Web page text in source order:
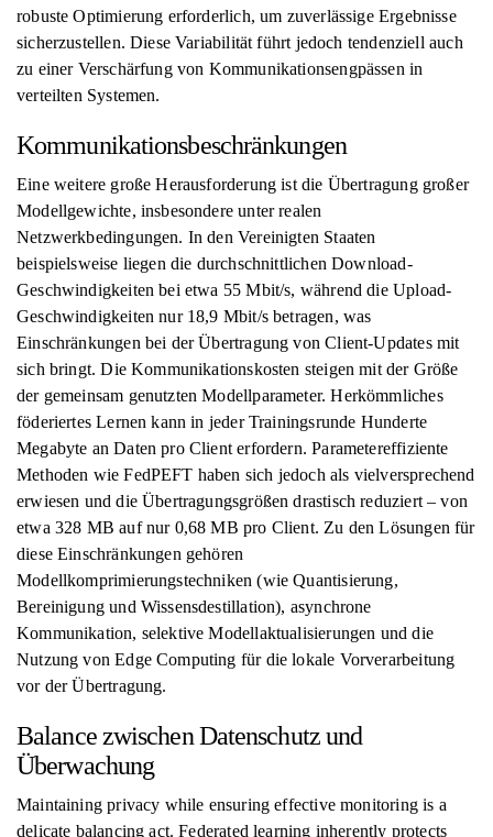
robuste Optimierung erforderlich, um zuverlässige Ergebnisse
sicherzustellen. Diese Variabilität führt jedoch tendenziell auch
zu einer Verschärfung von Kommunikationsengpässen in
verteilten Systemen.
Kommunikationsbeschränkungen
Eine weitere große Herausforderung ist die Übertragung großer
Modellgewichte, insbesondere unter realen
Netzwerkbedingungen. In den Vereinigten Staaten
beispielsweise liegen die durchschnittlichen Download-
Geschwindigkeiten bei etwa 55 Mbit/s, während die Upload-
Geschwindigkeiten nur 18,9 Mbit/s betragen, was
Einschränkungen bei der Übertragung von Client-Updates mit
sich bringt. Die Kommunikationskosten steigen mit der Größe
der gemeinsam genutzten Modellparameter. Herkömmliches
föderiertes Lernen kann in jeder Trainingsrunde Hunderte
Megabyte an Daten pro Client erfordern. Parametereffiziente
Methoden wie FedPEFT haben sich jedoch als vielversprechend
erwiesen und die Übertragungsgrößen drastisch reduziert – von
etwa 328 MB auf nur 0,68 MB pro Client. Zu den Lösungen für
diese Einschränkungen gehören
Modellkomprimierungstechniken (wie Quantisierung,
Bereinigung und Wissensdestillation), asynchrone
Kommunikation, selektive Modellaktualisierungen und die
Nutzung von Edge Computing für die lokale Vorverarbeitung
vor der Übertragung.
Balance zwischen Datenschutz und
Überwachung
Maintaining privacy while ensuring effective monitoring is a
delicate balancing act. Federated learning inherently protects